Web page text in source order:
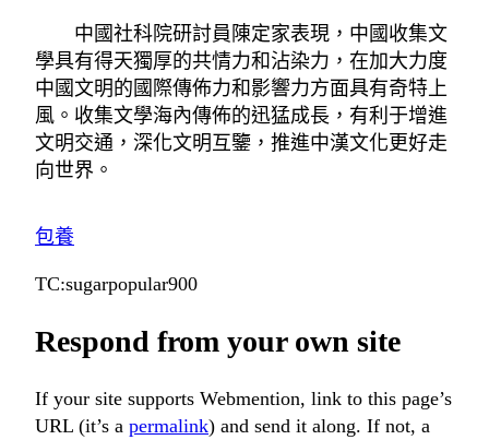
中國社科院研討員陳定家表現，中國收集文
學具有得天獨厚的共情力和沾染力，在加大力度
中國文明的國際傳佈力和影響力方面具有奇特上
風。收集文學海內傳佈的迅猛成長，有利于增進
文明交通，深化文明互鑒，推進中漢文化更好走
向世界。
包養
TC:sugarpopular900
Respond from your own site
If your site supports Webmention, link to this page’s
URL (it’s a permalink) and send it along. If not, a